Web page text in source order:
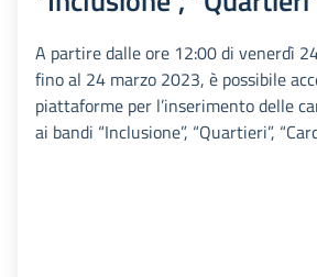
A partire dalle ore 12:00 di venerdì
fino al 24 marzo 2023, è possibile
piattaforme per l’inserimento delle
ai bandi “Inclusione”, “Quartieri”,